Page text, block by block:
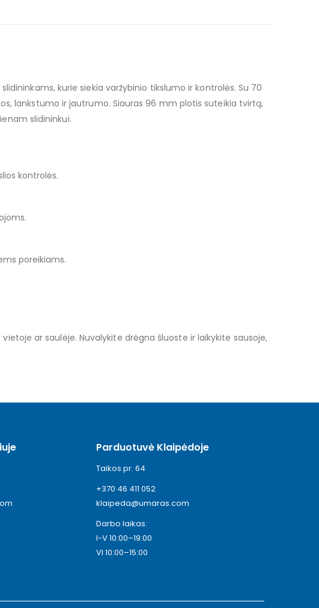
kurie siekia varžybinio tikslumo ir kontrolės. Su 70
lankstumo ir jautrumo. Siauras 96 mm plotis suteikia tvirtą,
slidininkui.
kontrolės.
poreikiams.
ar saulėje. Nuvalykite drėgna šluoste ir laikykite sausoje,
Parduotuvė Klaipėdoje
Taikos pr. 64
+370 46 411 052
klaipeda@umaras.com
Darbo laikas:
I-V 10:00–19:00
VI 10:00–15:00